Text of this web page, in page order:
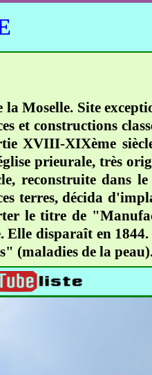
Moselle. Site
et constructions
XVIII-XIXème
prieurale, très
reconstruite dans le
terres, décida
le titre de
Elle disparaît en 1844.
(maladies de la